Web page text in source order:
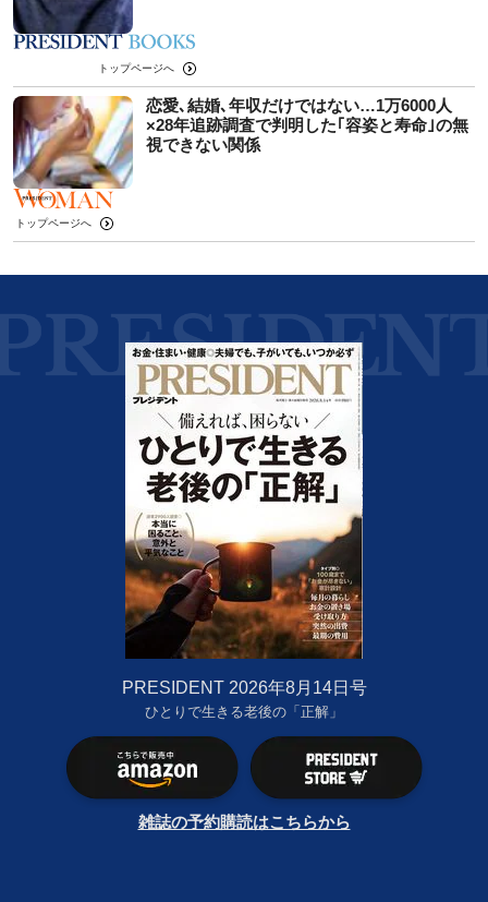
トップページへ
恋愛､結婚､年収だけではない…1万6000人
×28年追跡調査で判明した｢容姿と寿命｣の無
視できない関係
トップページへ
PRESIDENT 2026年8月14日号
ひとりで生きる老後の「正解」
雑誌の予約購読はこちらから